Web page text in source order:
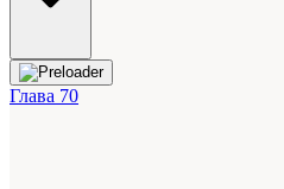
Глава 70